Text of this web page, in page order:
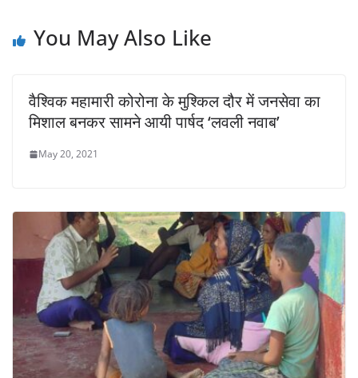
k
You May Also Like
वैश्विक महामारी कोरोना के मुश्किल दौर में जनसेवा का
मिशाल बनकर सामने आयी पार्षद ‘लवली नवाब’
May 20, 2021